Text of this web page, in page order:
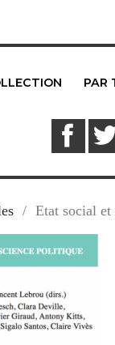
PAR
Etat social et